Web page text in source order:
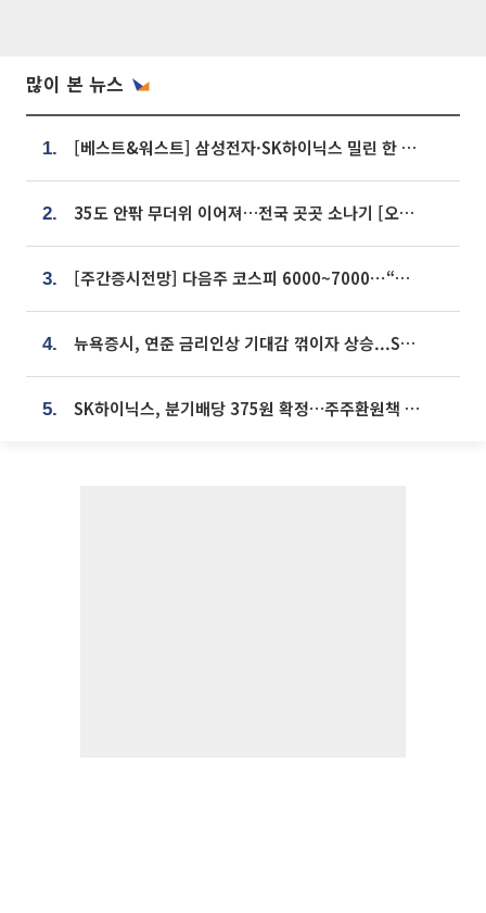
많이 본 뉴스
1. [베스트&워스트] 삼성전자·SK하이닉스 밀린 한 주…상상인증권은 85% 급등
2. 35도 안팎 무더위 이어져…전국 곳곳 소나기 [오늘 날씨]
3. [주간증시전망] 다음주 코스피 6000~7000⋯“外人 수급은 정책이 변수”
4. 뉴욕증시, 연준 금리인상 기대감 꺾이자 상승...S&P500 사상 최고치 [종합]
5. SK하이닉스, 분기배당 375원 확정…주주환원책 9월로 앞당겨 발표